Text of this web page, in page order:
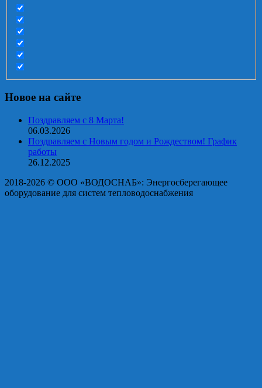
Новое на сайте
Поздравляем с 8 Марта!
06.03.2026
Поздравляем с Новым годом и Рождеством! График
работы
26.12.2025
2018-2026 © OOO «ВОДОСНАБ»: Энергосберегающее
оборудование для систем тепловодоснабжения